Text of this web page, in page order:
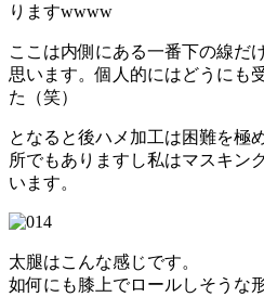
りますwwww
ここは内側にある一番下の線だ
思います。個人的にはどうにも
た（笑）
となると後ハメ加工は困難を極
所でもありますし私はマスキン
います。
太腿はこんな感じです。
如何にも膝上でロールしそうな